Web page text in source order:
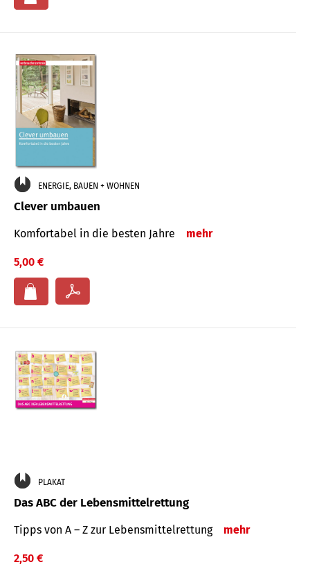
ENERGIE, BAUEN + WOHNEN
Clever umbauen
Komfortabel in die besten Jahre mehr
5,00 €
PLAKAT
Das ABC der Lebensmittelrettung
Tipps von A – Z zur Lebensmittelrettung mehr
2,50 €